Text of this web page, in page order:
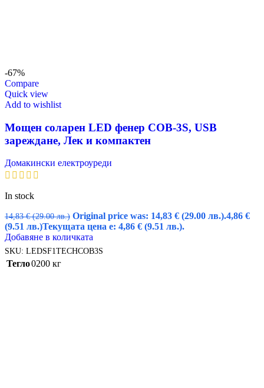
-67%
Compare
Quick view
Add to wishlist
Мощен соларен LED фенер COB-3S, USB
зареждане, Лек и компактен
Домакински електроуреди
In stock
14,83€ (29.00 лв.) Original price was: 14,83 € (29.00 лв.).4,86 €
(9.51 лв.)Текущата цена е: 4,86 € (9.51 лв.).
Добавяне в количката
SKU: LEDSF1TECHCOB3S
Тегло0200 кг